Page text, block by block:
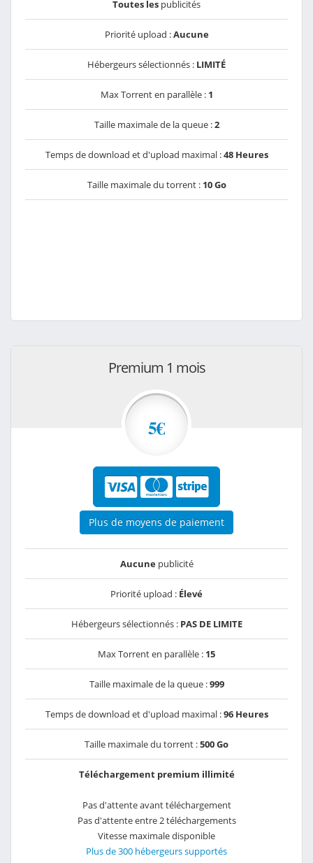
Toutes les publicités
Priorité upload :Aucune
Hébergeurs sélectionnés : LIMITÉ
Max Torrent en parallèle : 1
Taille maximale de la queue :2
Temps de download et d'upload maximal :48 Heures
Taille maximale du torrent : 10 Go
Premium 1 mois
5€
Plus de moyens de paiement
Aucunepublicité
Priorité upload : Élevé
Hébergeurs sélectionnés : PAS DE LIMITE
Max Torrent en parallèle : 15
Taille maximale de la queue :999
Temps de download et d'upload maximal :96 Heures
Taille maximale du torrent :500 Go
Téléchargement premium illimité
Pas d'attente avant téléchargement
Pas d'attente entre 2 téléchargements
Vitesse maximale disponible
Plus de 300 hébergeurs supportés